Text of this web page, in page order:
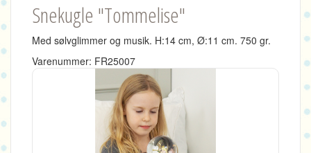
Snekugle "Tommelise"
Med sølvglimmer og musik. H:14 cm, Ø:11 cm. 750 gr.
Varenummer: FR25007